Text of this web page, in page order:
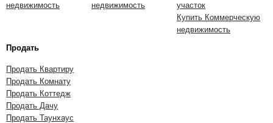
недвижимость
недвижимость
участок
Купить Коммерческую
недвижимость
Продать
Продать Квартиру
Продать Комнату
Продать Коттедж
Продать Дачу
Продать Таунхаус